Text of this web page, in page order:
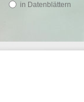
in Datenblättern